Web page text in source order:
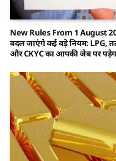
New Rules From 1 August
बदल जाएंगे कई बड़े नियम: LPG,
और CKYC का आपकी जेब पर